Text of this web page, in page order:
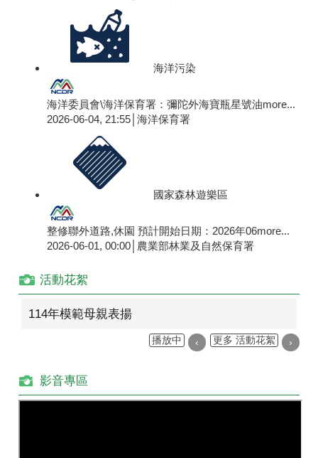
海洋污染
海洋委員會\海洋保育署：彌陀外海寶瓶星號油more...
2026-06-04, 21:55│海洋保育署
國家森林遊樂區
整修聯外道路,休園 預計開始日期：2026年06more...
2026-06-01, 00:00│農業部林業及自然保育署
活動花絮
114年模範母親表揚
播放中 ‹ 更多 活動花絮 ›
影音專區